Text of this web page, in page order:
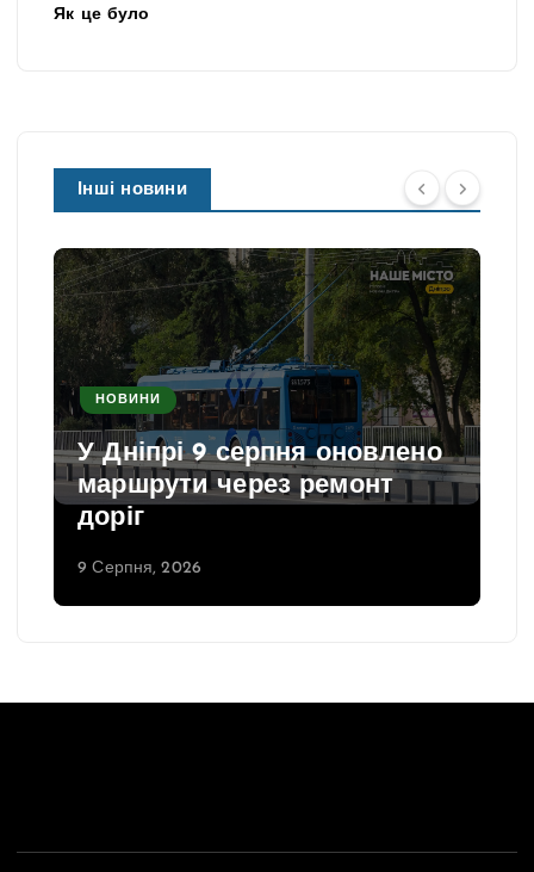
Як це було
Інші новини
НОВИНИ
У Дніпрі 9 серпня оновлено
маршрути через ремонт
доріг
9 Серпня, 2026